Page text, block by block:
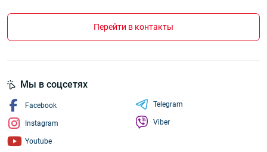
Перейти в контакты
Мы в соцсетях
Facebook
Instagram
Youtube
Telegram
Viber